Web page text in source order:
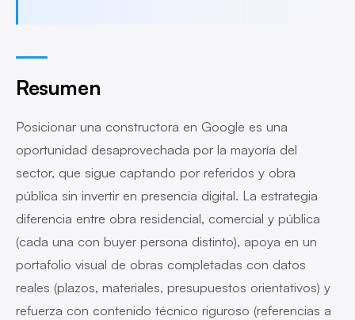
Resumen
Posicionar una constructora en Google es una
oportunidad desaprovechada por la mayoría del
sector, que sigue captando por referidos y obra
pública sin invertir en presencia digital. La estrategia
diferencia entre obra residencial, comercial y pública
(cada una con buyer persona distinto), apoya en un
portafolio visual de obras completadas con datos
reales (plazos, materiales, presupuestos orientativos) y
refuerza con contenido técnico riguroso (referencias a